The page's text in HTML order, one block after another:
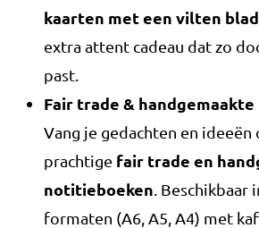
kaarten met een vilten
extra attent cadeau dat zo
past.
Fair trade &
Vang je gedachten en ideeën
prachtige fair trade en
notitieboeken .
formaten (A6, A5, A4) met